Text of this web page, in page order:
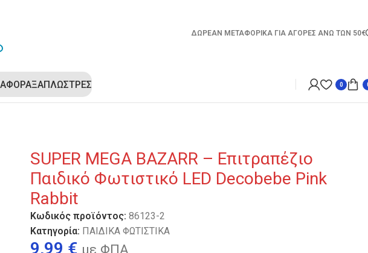
ΔΩΡΕΑΝ ΜΕΤΑΦΟΡΙΚΑ ΓΙΑ ΑΓΟΡΕΣ ΑΝΩ ΤΩΝ 50€
ΞΑΠΛΩΣΤΡΕΣ 0
SUPER MEGA BAZARR – Επιτραπέζιο
Παιδικό Φωτιστικό LED Decobebe Pink
Rabbit
Κωδικός προϊόντος: 86123-2
Κατηγορία: ΠΑΙΔΙΚΑ ΦΩΤΙΣΤΙΚΑ
9,99 € με ΦΠΑ